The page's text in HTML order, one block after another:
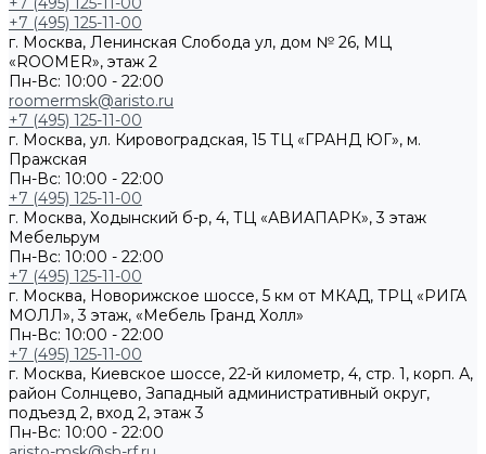
+7 (495) 125-11-00
г. Москва, Ленинская Слобода ул, дом № 26, МЦ
«ROOMER», этаж 2
Пн-Вс: 10:00 - 22:00
roomermsk@aristo.ru
+7 (495) 125-11-00
г. Москва, ул. Кировоградская, 15 ТЦ «ГРАНД ЮГ», м.
Пражская
Пн-Вс: 10:00 - 22:00
+7 (495) 125-11-00
г. Москва, Ходынский б-р, 4, ТЦ «АВИАПАРК», 3 этаж
Мебельрум
Пн-Вс: 10:00 - 22:00
+7 (495) 125-11-00
г. Москва, Новорижское шоссе, 5 км от МКАД, ТРЦ «РИГА
МОЛЛ», 3 этаж, «Мебель Гранд Холл»
Пн-Вс: 10:00 - 22:00
+7 (495) 125-11-00
г. Москва, Киевское шоссе, 22-й километр, 4, стр. 1, корп. А,
район Солнцево, Западный административный округ,
подъезд 2, вход 2, этаж 3
Пн-Вс: 10:00 - 22:00